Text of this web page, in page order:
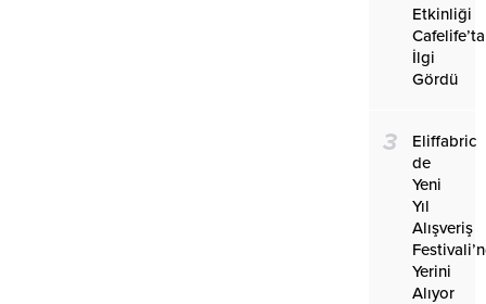
Etkinliği
Cafelife’ta
İlgi
Gördü
3
Eliffabric
de
Yeni
Yıl
Alışveriş
Yerini
Alıyor